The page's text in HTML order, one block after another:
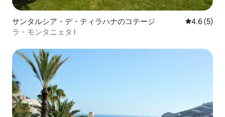
サンタルシア・デ・ティラハナのコテージ レビュー5
4.6 (5)
ラ・モンタニェタ I